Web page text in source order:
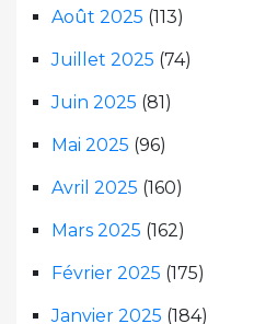
Août 2025 (113)
Juillet 2025 (74)
Juin 2025 (81)
Mai 2025 (96)
Avril 2025 (160)
Mars 2025 (162)
Février 2025 (175)
Janvier 2025 (184)